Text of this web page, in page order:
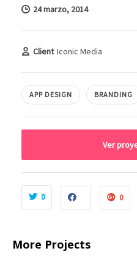
24 marzo, 2014
Client Iconic Media
APP DESIGN BRANDING
Ver
0 0
More Projects